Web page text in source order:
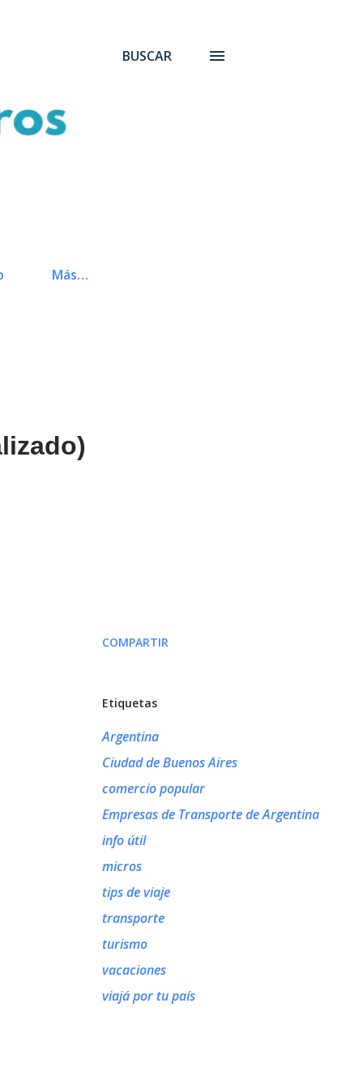
BUSCAR
Más…
COMPARTIR
Etiquetas
Argentina
Ciudad de Buenos Aires
comercio popular
Empresas de Transporte de Argentina
info útil
micros
tips de viaje
transporte
turismo
vacaciones
viajá por tu país